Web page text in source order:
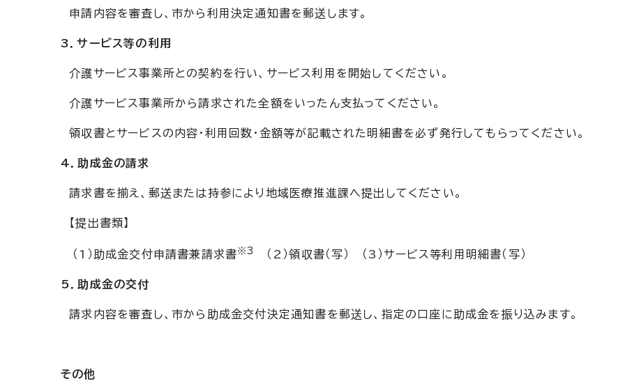
申請内容を審査し、市から利用決定通知書を郵送します。
3．サービス等の利用
介護サービス事業所との契約を行い、サービス利用を開始してください。
介護サービス事業所から請求された全額をいったん支払ってください。
領収書とサービスの内容・利用回数・金額等が記載された明細書を必ず発行してもらってください。
4．助成金の請求
請求書を揃え、郵送または持参により地域医療推進課へ提出してください。
【提出書類】
（1）助成金交付申請書兼請求書※3 （2）領収書（写） （3）サービス等利用明細書（写）
5．助成金の交付
請求内容を審査し、市から助成金交付決定通知書を郵送し、指定の口座に助成金を振り込みます。
その他